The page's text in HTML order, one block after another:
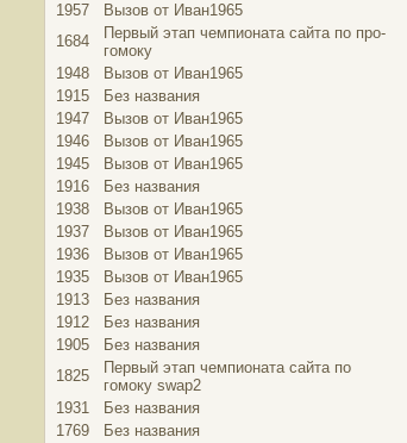
1957
Вызов от Иван1965
1684
Первый этап чемпионата сайта по про-
гомоку
1948
Вызов от Иван1965
1915
Без названия
1947
Вызов от Иван1965
1946
Вызов от Иван1965
1945
Вызов от Иван1965
1916
Без названия
1938
Вызов от Иван1965
1937
Вызов от Иван1965
1936
Вызов от Иван1965
1935
Вызов от Иван1965
1913
Без названия
1912
Без названия
1905
Без названия
1825
Первый этап чемпионата сайта по
гомоку swap2
1931
Без названия
1769
Без названия